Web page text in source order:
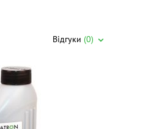
Відгуки (0)